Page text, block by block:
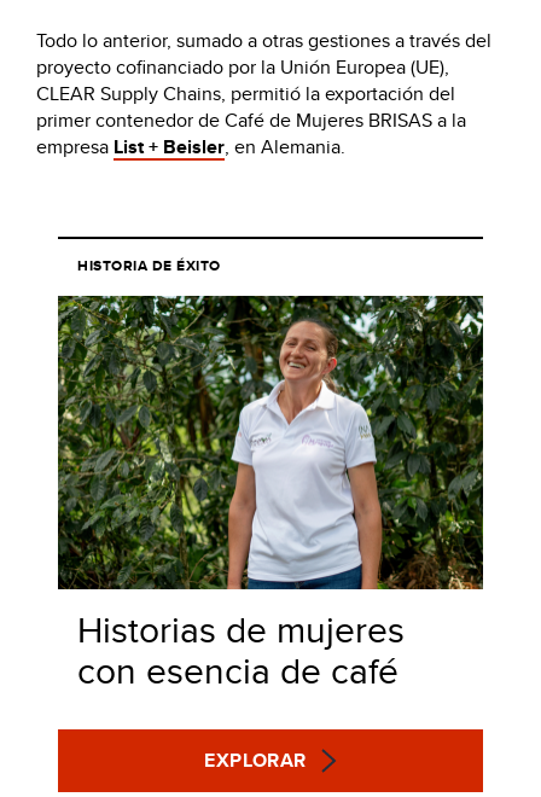
Todo lo anterior, sumado a otras gestiones a través del
proyecto cofinanciado por la Unión Europea (UE),
CLEAR Supply Chains, permitió la exportación del
primer contenedor de Café de Mujeres BRISAS a la
empresa List + Beisler, en Alemania.
HISTORIA DE ÉXITO
Historias de mujeres
con esencia de café
EXPLORAR